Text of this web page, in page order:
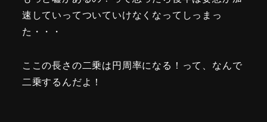
速していってついていけなくなってしっまっ
た・・・
ここの長さの二乗は円周率になる！って、なんで
二乗するんだよ！